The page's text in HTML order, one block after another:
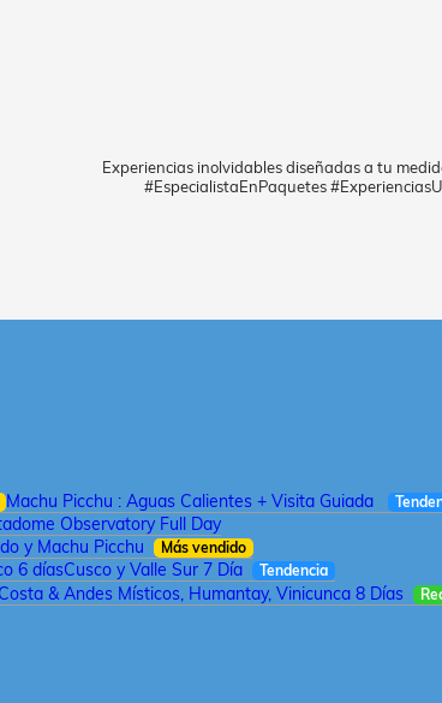
Experiencias inolvidables diseñadas a tu
#EspecialistaEnPaquetes
Machu Picchu : Aguas Calientes + Visita Guiada
Observatory Full Day
y Machu Picchu Más vendido
6 díasCusco y Valle Sur 7 Día Tendencia
& Andes Místicos, Humantay, Vinicunca 8 Días